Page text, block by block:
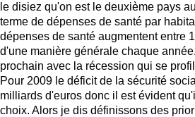
le disiez qu'on est le deuxième pays
terme de dépenses de santé par
dépenses de santé augmentent entre
d'une manière générale chaque
prochain avec la récession qui se
Pour 2009 le déficit de la sécurité
milliards d'euros donc il est évident
choix. Alors je dis définissons des